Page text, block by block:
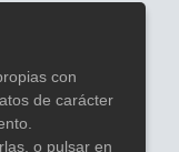
con
de carácter
o pulsar en